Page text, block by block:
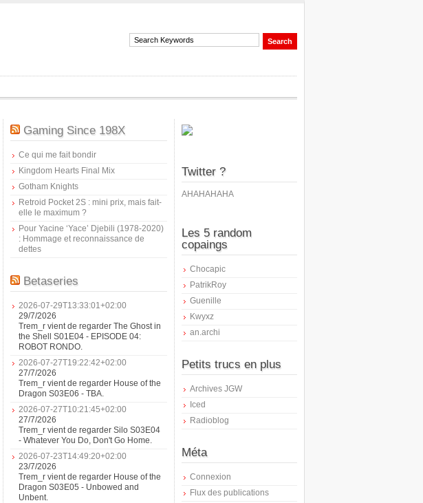
Gaming Since 198X
Ce qui me fait bondir
Kingdom Hearts Final Mix
Gotham Knights
Retroid Pocket 2S : mini prix, mais fait-
elle le maximum ?
Pour Yacine ‘Yace’ Djebili (1978-2020)
: Hommage et reconnaissance de
dettes
Betaseries
2026-07-29T13:33:01+02:00
29/7/2026
Trem_r vient de regarder The Ghost in
the Shell S01E04 - EPISODE 04:
ROBOT RONDO.
2026-07-27T19:22:42+02:00
27/7/2026
Trem_r vient de regarder House of the
Dragon S03E06 - TBA.
2026-07-27T10:21:45+02:00
27/7/2026
Trem_r vient de regarder Silo S03E04
- Whatever You Do, Don't Go Home.
2026-07-23T14:49:20+02:00
23/7/2026
Trem_r vient de regarder House of the
Dragon S03E05 - Unbowed and
Unbent.
Twitter ?
AHAHAHAHA
Les 5 random
copaings
Chocapic
PatrikRoy
Guenille
Kwyxz
an.archi
Petits trucs en plus
Archives JGW
Iced
Radioblog
Méta
Connexion
Flux des publications